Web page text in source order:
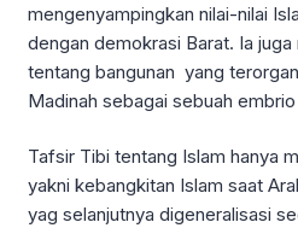
mengenyampingkan nilai-nilai
dengan demokrasi Barat. Ia
tentang bangunan yang
Madinah sebagai sebuah
Tafsir Tibi tentang Islam hanya
yakni kebangkitan Islam saat
yag selanjutnya digeneralisasi